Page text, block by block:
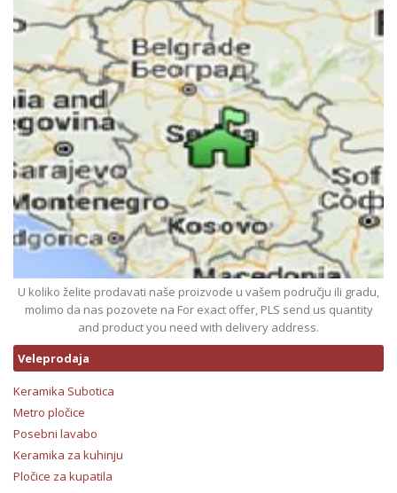
U koliko želite prodavati naše proizvode u vašem području ili gradu,
molimo da nas pozovete na For exact offer, PLS send us quantity
and product you need with delivery address.
Veleprodaja
Keramika Subotica
Metro pločice
Posebni lavabo
Keramika za kuhinju
Pločice za kupatila